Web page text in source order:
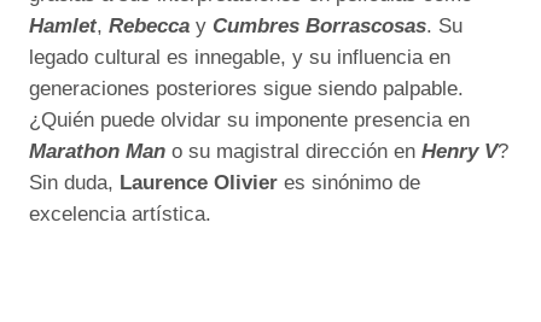
Hamlet, Rebecca y Cumbres Borrascosas. Su
legado cultural es innegable, y su influencia en
generaciones posteriores sigue siendo palpable.
¿Quién puede olvidar su imponente presencia en
Marathon Man o su magistral dirección en Henry V?
Sin duda, Laurence Olivier es sinónimo de
excelencia artística.